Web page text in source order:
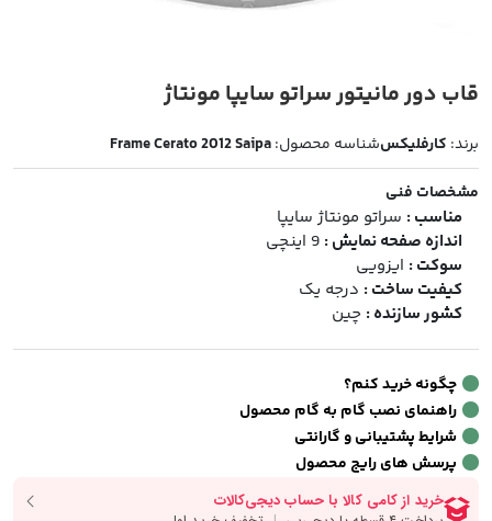
قاب دور مانیتور سراتو سایپا مونتاژ
برند: کارفلیکسشناسه محصول:Frame Cerato 2012 Saipa
مشخصات فنی
مناسب : سراتو مونتاژ سایپا
اندازه صفحه نمایش : 9 اینچی
سوکت : ایزویی
کیفیت ساخت : درجه یک
کشور سازنده : چین
چگونه خرید کنم؟
راهنمای نصب گام به گام محصول
شرایط پشتیبانی و گارانتی
پرسش های رایج محصول